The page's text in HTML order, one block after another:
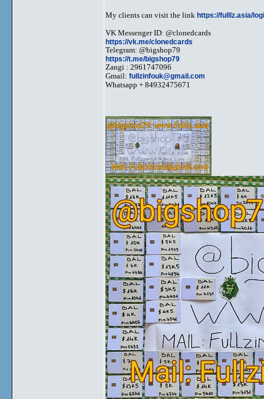
My clients can visit the link https://fulllz.asia/
VK Messenger ID: @clonedcards
https://vk.me/clonedcards
Telegram: @bigshop79
https://t.me/bigshop79
Zangi : 2961747096
Gmail: fullzinfouk@gmail.com
Whatsapp + 84932475671